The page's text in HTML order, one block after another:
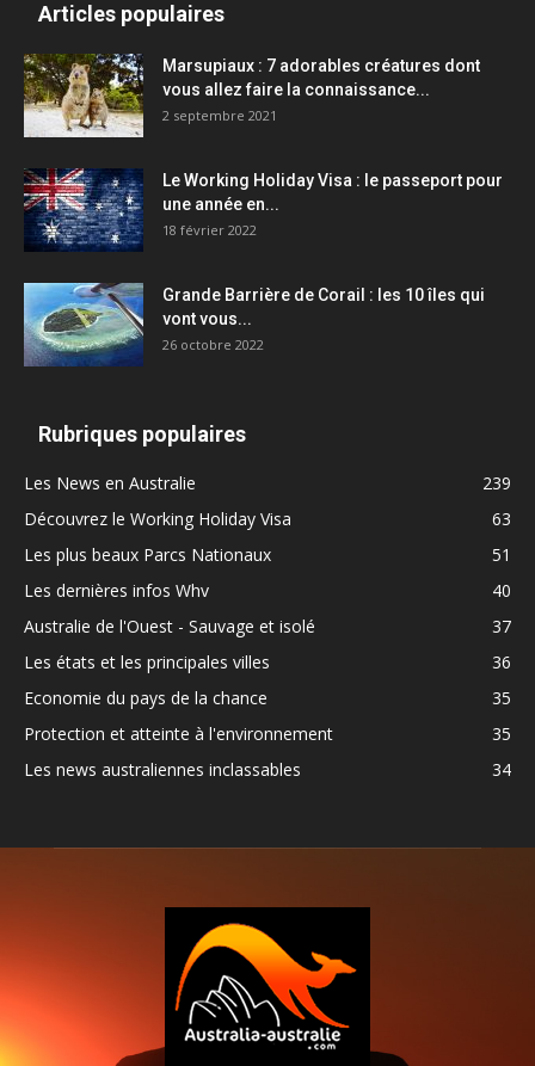
Articles populaires
Marsupiaux : 7 adorables créatures dont
vous allez faire la connaissance...
2 septembre 2021
Le Working Holiday Visa : le passeport pour
une année en...
18 février 2022
Grande Barrière de Corail : les 10 îles qui
vont vous...
26 octobre 2022
Rubriques populaires
Les News en Australie
239
Découvrez le Working Holiday Visa
63
Les plus beaux Parcs Nationaux
51
Les dernières infos Whv
40
Australie de l'Ouest - Sauvage et isolé
37
Les états et les principales villes
36
Economie du pays de la chance
35
Protection et atteinte à l'environnement
35
Les news australiennes inclassables
34